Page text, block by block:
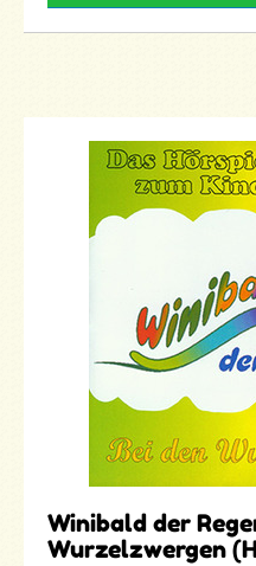
Winibald der
Wurzelzwergen